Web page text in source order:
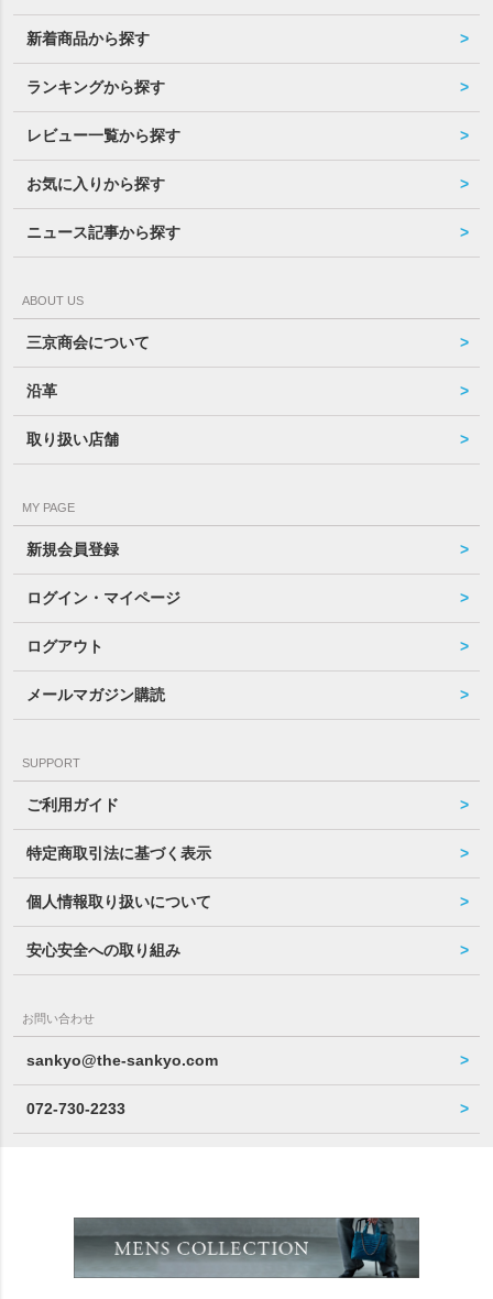
新着商品から探す
ランキングから探す
レビュー一覧から探す
お気に入りから探す
ニュース記事から探す
ABOUT US
三京商会について
沿革
取り扱い店舗
MY PAGE
新規会員登録
ログイン・マイページ
ログアウト
メールマガジン購読
SUPPORT
ご利用ガイド
特定商取引法に基づく表示
個人情報取り扱いについて
安心安全への取り組み
お問い合わせ
sankyo@the-sankyo.com
072-730-2233